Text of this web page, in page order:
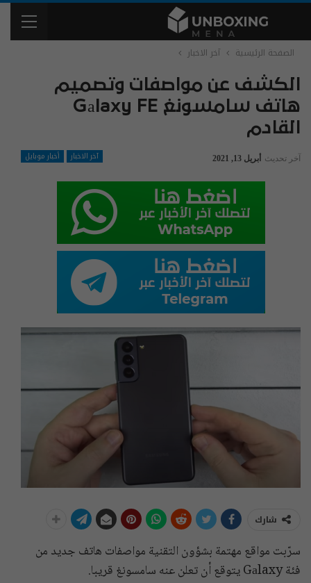
الصفحة الرئيسية آخر الاخبار
الكشف عن مواصفات وتصميم
هاتف سامسونغ Gаlaxy FE
القادم
آخر الاخبار أخبار موبايل آخر تحديث أبريل 13, 2021
شارك
سرّبت مواقع مهتمة بشؤون التقنية مواصفات هاتف جديد من
فئة Gаlaxy يتوقع أن تعلن عنه سامسونغ قريبا.